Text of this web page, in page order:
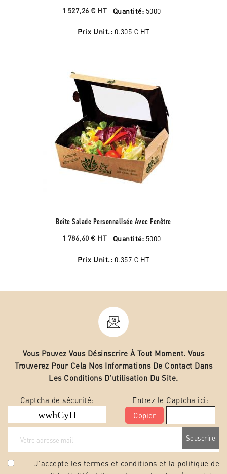
1 527,26 € HT Quantité: 5000
Prix Unit.: 0.305 € HT
Boîte Salade Personnalisée Avec Fenêtre
1 786,60 € HT Quantité: 5000
Prix Unit.: 0.357 € HT
Vous Pouvez Vous Désinscrire À Tout Moment. Vous
Trouverez Pour Cela Nos Informations De Contact Dans
Les Conditions D'utilisation Du Site.
Captcha de sécurité:
Entrez le Captcha ici:
Copier
J'accepte les termes et conditions et la politique de